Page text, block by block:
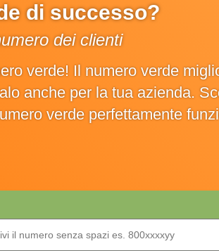
di successo?
dei clienti
verde! Il numero verde
anche per la tua azienda.
verde perfettamente